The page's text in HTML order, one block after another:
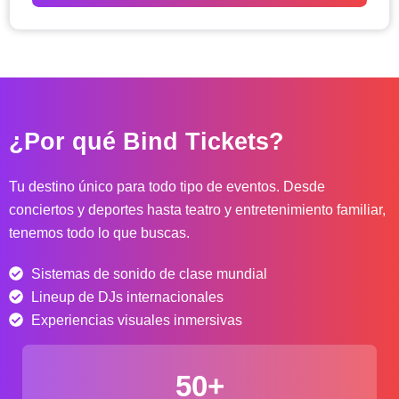
d
p
c
i
s
:
d
d
$
¿Por qué Bind Tickets?
Tu destino único para todo tipo de eventos. Desde
conciertos y deportes hasta teatro y entretenimiento familiar,
tenemos todo lo que buscas.
Sistemas de sonido de clase mundial
Lineup de DJs internacionales
Experiencias visuales inmersivas
50+